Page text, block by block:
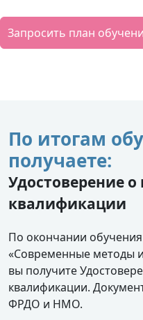
Запросить план
По итогам
получаете:
Удостоверение
квалификации
По окончании
«Современные методы
вы получите
квалификации.
ФРДО и НМО.